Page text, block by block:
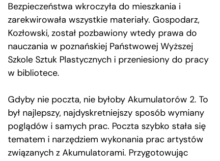
Bezpieczeństwa wkroczyła do mieszkania i
zarekwirowała wszystkie materiały. Gospodarz,
Kozłowski, został pozbawiony wtedy prawa do
nauczania w poznańskiej Państwowej Wyższej
Szkole Sztuk Plastycznych i przeniesiony do pracy
w bibliotece.
Gdyby nie poczta, nie byłoby Akumulatorów 2. To
był najlepszy, najdyskretniejszy sposób wymiany
poglądów i samych prac. Poczta szybko stała się
tematem i narzędziem wykonania prac artystów
związanych z Akumulatorami. Przygotowując